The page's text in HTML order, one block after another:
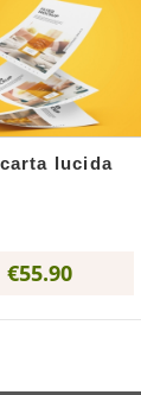
lucida
€55.90